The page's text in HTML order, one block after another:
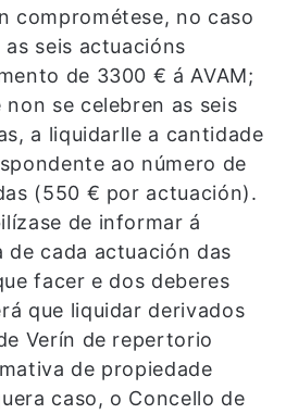
comprométese, no caso
seis actuacións
de 3300 € á AVAM;
se celebren as seis
a liquidarlle a cantidade
ao número de
(550 € por actuación).
de informar á
cada actuación das
facer e dos deberes
que liquidar derivados
Verín de repertorio
de propiedade
caso, o Concello de